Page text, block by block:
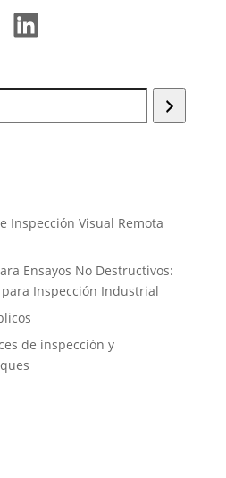
LinkedIn
Inspección Visual Remota
Ensayos No Destructivos:
Inspección Industrial
de inspección y